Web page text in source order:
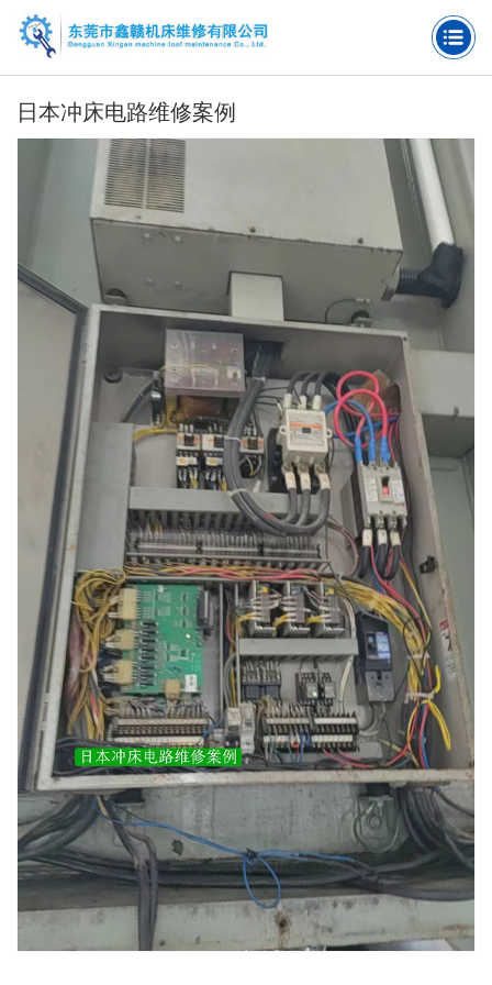
日本冲床电路维修案例